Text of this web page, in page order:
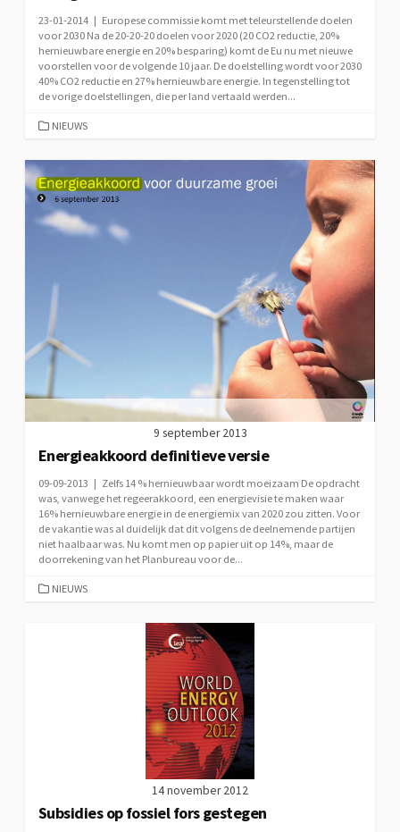
23-01-2014 | Europese commissie komt met teleurstellende doelen
voor 2030 Na de 20-20-20 doelen voor 2020 (20 CO2 reductie, 20%
hernieuwbare energie en 20% besparing) komt de Eu nu met nieuwe
voorstellen voor de volgende 10 jaar. De doelstelling wordt voor 2030
40% CO2 reductie en 27% hernieuwbare energie. In tegenstelling tot
de vorige doelstellingen, die per land vertaald werden...
CATEGORIEËN
NIEUWS
9 september 2013
Energieakkoord definitieve versie
09-09-2013 | Zelfs 14 % hernieuwbaar wordt moeizaam De opdracht
was, vanwege het regeerakkoord, een energievisie te maken waar
16% hernieuwbare energie in de energiemix van 2020 zou zitten. Voor
de vakantie was al duidelijk dat dit volgens de deelnemende partijen
niet haalbaar was. Nu komt men op papier uit op 14%, maar de
doorrekening van het Planbureau voor de...
CATEGORIEËN
NIEUWS
14 november 2012
Subsidies op fossiel fors gestegen